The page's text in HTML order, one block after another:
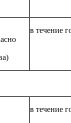
в течение
в течение